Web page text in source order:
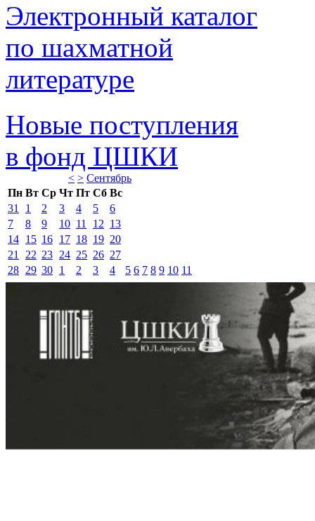
Электронный каталог
по шахматной
литературе
Новые поступления
в фонд ЦШКИ
< > Сентябрь
Пн Вт Ср Чт Пт Сб Вс
31
1 2 3 4 5
6
7
8 9 10 11 12 13
14 15 16 17 18 19 20
21
22 23 24 25 26 27
28 29 30 1 2 3 4 5 6 7 8 9 10 11